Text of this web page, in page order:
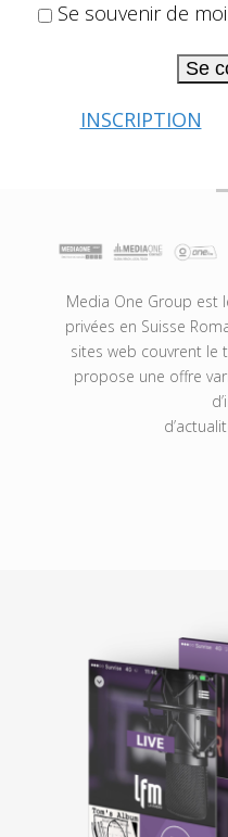
Se souvenir de moi
Se
INSCRIPTION
Media One Group est
privées en Suisse
sites web couvrent le
propose une offre